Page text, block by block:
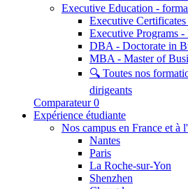
Executive Education -
Executive
Executive Programs
DBA - Doctorate in
MBA - Master of
🔍 Toutes nos
dirigeants
Comparateur 0
Expérience étudiante
Nos campus en France et à
Nantes
Paris
La Roche-sur-Yon
Shenzhen